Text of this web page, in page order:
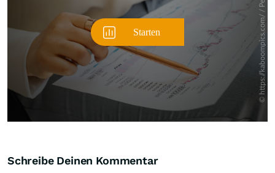
Schreibe Deinen Kommentar